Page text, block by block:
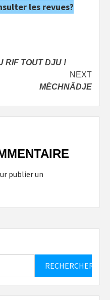
les revues?
RIF TOUT DJU !
NEXT
MÈCHNÂDJE
publier un